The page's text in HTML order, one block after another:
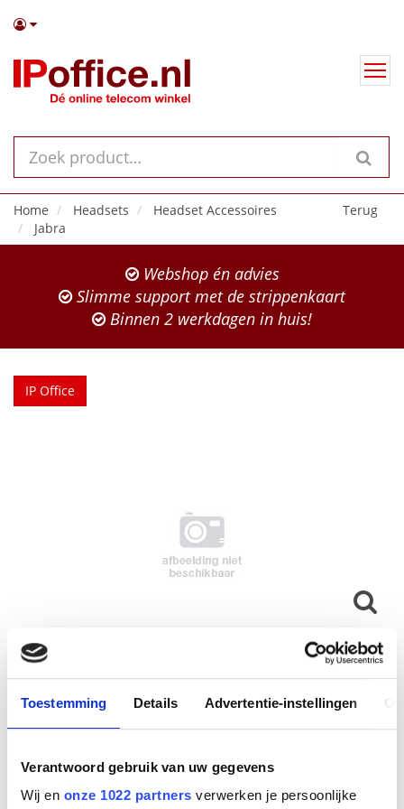
Toestemming Details Advertentie-instellingen
Verantwoord gebruik van uw gegevens
Wij en onze 1022 partners verwerken je persoonlijke
Terug
Home Headsets
Headset Accessoires
Jabra
Webshop én advies
Slimme support met de strippenkaart
Binnen 2 werkdagen in huis!
IP Office
Link for Alcatel phones
Productnummer